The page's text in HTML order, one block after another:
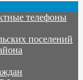
телефоны
поселений